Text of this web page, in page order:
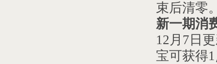
束后清零
新一期消
12 月 7 日
宝可获得